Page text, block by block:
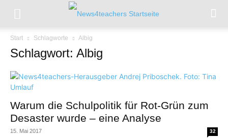
Start Schlagworte Albig
Schlagwort: Albig
Warum die Schulpolitik für Rot-Grün zum
Desaster wurde – eine Analyse
15. Mai 2017 32